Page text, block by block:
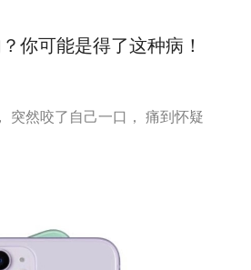
你可能是得了这种病！
突然咬了自己一口， 痛到怀疑